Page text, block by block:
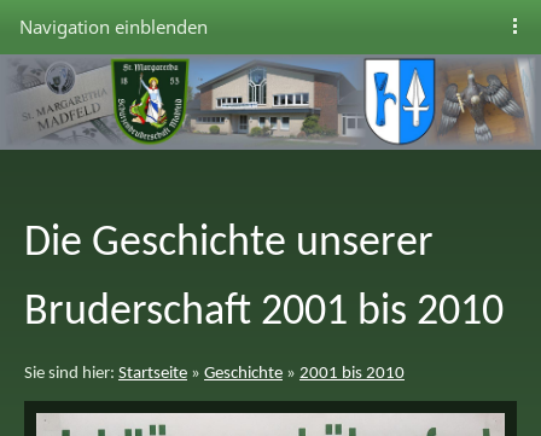
Navigation einblenden
Die Geschichte unserer
Bruderschaft 2001 bis 2010
Sie sind hier: Startseite » Geschichte » 2001 bis 2010